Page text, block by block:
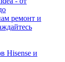
ремонт и